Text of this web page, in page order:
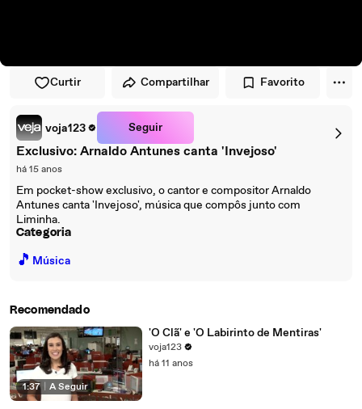
Curtir Compartilhar Favorito
voja123 Seguir
Exclusivo: Arnaldo Antunes canta 'Invejoso'
há 15 anos
Em pocket-show exclusivo, o cantor e compositor Arnaldo
Antunes canta 'Invejoso', música que compôs junto com
Liminha.
Categoria
🎵 Música
Recomendado
1:37 A Seguir
'O Clã' e 'O Labirinto de Mentiras'
voja123
há 11 anos